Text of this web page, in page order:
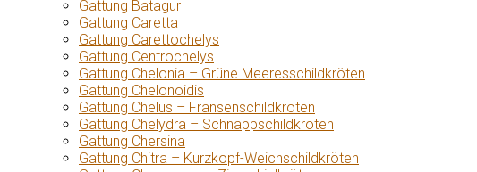
Gattung Batagur
Gattung Caretta
Gattung Carettochelys
Gattung Centrochelys
Gattung Chelonia – Grüne Meeresschildkröten
Gattung Chelonoidis
Gattung Chelus – Fransenschildkröten
Gattung Chelydra – Schnappschildkröten
Gattung Chersina
Gattung Chitra – Kurzkopf-Weichschildkröten